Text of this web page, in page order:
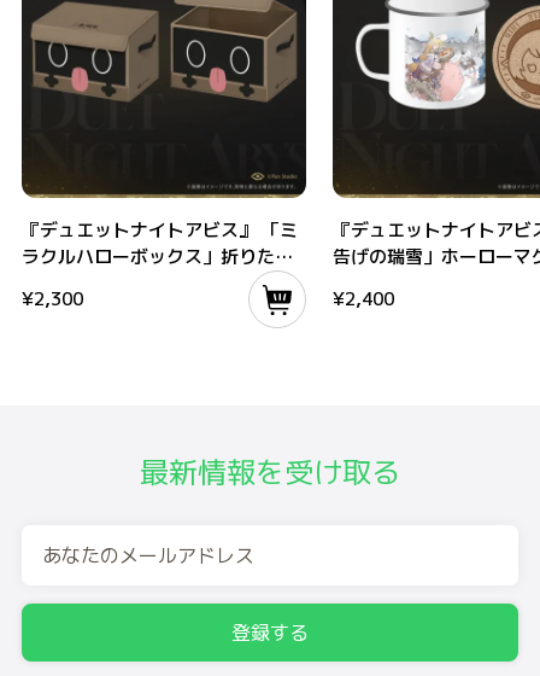
『デュエットナイトアビス』 「ミ
ラクルハローボックス」折りたた
¥2,300
『デュエットナイトアビ
告げの瑞雪」ホーローマ
¥2,400
最新情報を受け取る
登録する